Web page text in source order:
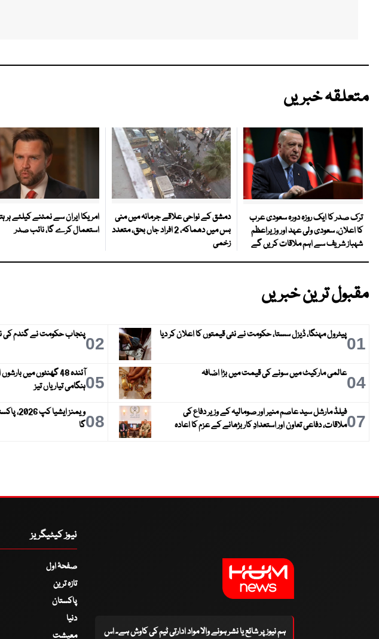
متعلقہ خبریں
ترک صدر کا ایک روزہ دورہ سعودی عرب
کا اعلان، سعودی ولی عہد اور وزیراعظم
شہباز شریف سے اہم ملاقات کریں گے
دمشق کے نواحی علاقے جرمانہ میں منی
بس میں دھماکہ، 2 افراد جاں بحق، متعدد
زخمی
امریکا ایران سے نمٹنے کیلئے ہر
استعمال کرے گا، نائب صدر
مقبول ترین خبریں
01پیٹرول مہنگا، ڈیزل سستا، حکومت نے نئی قیمتوں کا اعلان کر دیا 02پنجاب حکومت نے گندم کی
04عالمی مارکیٹ میں سونے کی قیمت میں بڑا اضافہ 05
آئندہ 48 گھنٹوں میں
ہنگامی تیاریاں تیز
07فیلڈ مارشل سید عاصم منیر اور صومالیہ کے وزیر دفاع کی
ملاقات، دفاعی تعاون اور استعدادِ کار بڑھانے کے عزم کا اعادہ
08
ویمنز
گا
ہم نیوز پر شائع یا نشر ہونے والا مواد ادارتی ٹیم کی کاوش ہے۔ اس
نیوز کیٹیگریز
صفحۂ اول
تازہ ترین
پاکستان
دنیا
معیشت